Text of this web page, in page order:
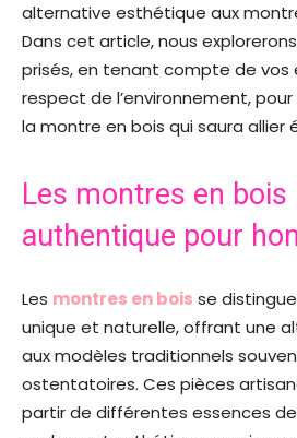
alternative esthétique aux
Dans cet article, nous
prisés, en tenant compte de vos
respect de l’environnement,
la montre en bois qui saura allier
Les montres en bois
authentique pour
Les montres en bois se
unique et naturelle, offrant une
aux modèles traditionnels
ostentatoires. Ces pièces
partir de différentes essences